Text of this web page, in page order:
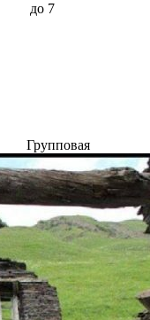
до 7
Групповая